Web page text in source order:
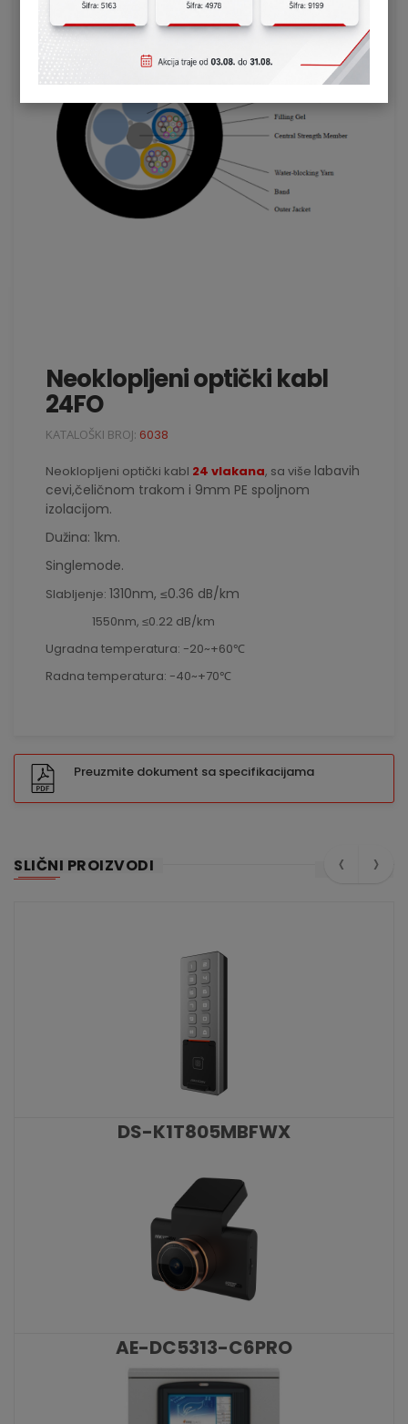
Neoklopljeni optički kabl
24FO
KATALOŠKI BROJ: 6038
Neoklopljeni optički kabl 24 vlakana, sa više labavih
cevi,čeličnom trakom i 9mm PE spoljnom
izolacijom.
Dužina: 1km.
Singlemode.
Slabljenje: 1310nm, ≤0.36 dB/km
1550nm, ≤0.22 dB/km
Ugradna temperatura: -20~+60℃
Radna temperatura: -40~+70℃
Preuzmite dokument sa specifikacijama
SLIČNI PROIZVODI
DS-K1T805MBFWX
AE-DC5313-C6PRO
KATALOŠKI BROJ: 8280
‹ ›